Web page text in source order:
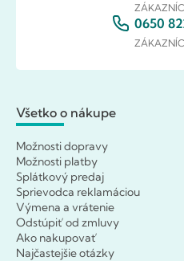
0650
Všetko o nákupe
Možnosti dopravy
Možnosti platby
Splátkový predaj
Sprievodca reklamáciou
Výmena a vrátenie
Odstúpiť od zmluvy
Ako nakupovať
Najčastejšie otázky